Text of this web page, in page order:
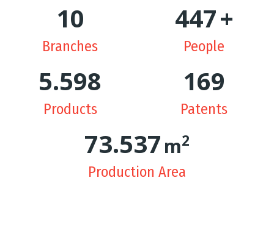
10
Branches
449+
People
5.629
Products
170
Patents
74.362m2
Production Area